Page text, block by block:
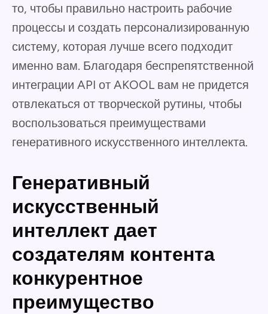
то, чтобы правильно настроить рабочие
процессы и создать персонализированную
систему, которая лучше всего подходит
именно вам. Благодаря беспрепятственной
интеграции API от AKOOL вам не придется
отвлекаться от творческой рутины, чтобы
воспользоваться преимуществами
генеративного искусственного интеллекта.
Генеративный
искусственный
интеллект дает
создателям контента
конкурентное
преимущество